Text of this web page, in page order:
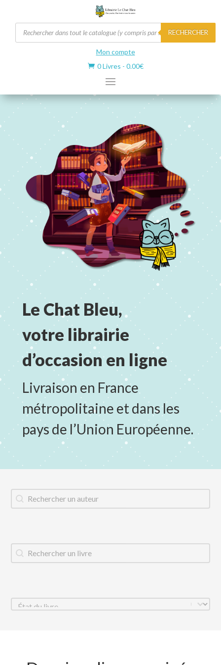
Recherche
de
produits
RECHERCHER
Mon compte
 0 Livres - 0.00€
Le Chat Bleu,
votre librairie
d’occasion en ligne
Livraison en France
métropolitaine et dans les
pays de l’Union Européenne.
Auteur
Rechercher
Titre du livre
Rechercher
État
Sélectionnez le contenu